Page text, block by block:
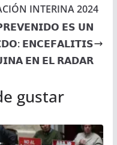
INTERINA 2024
𝗘𝗦 𝗨𝗡
𝗘𝗡𝗖𝗘𝗙𝗔𝗟𝗜𝗧𝗜𝗦
𝗘𝗡 𝗘𝗟 𝗥𝗔𝗗𝗔𝗥
gustar